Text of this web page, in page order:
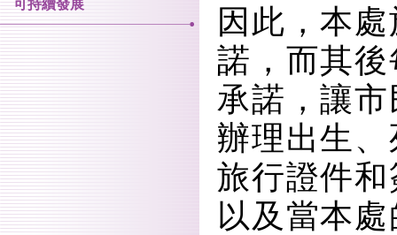
可持續發展
因此，本
諾，而其
承諾，讓
辦理出生
旅行證件
以及當本